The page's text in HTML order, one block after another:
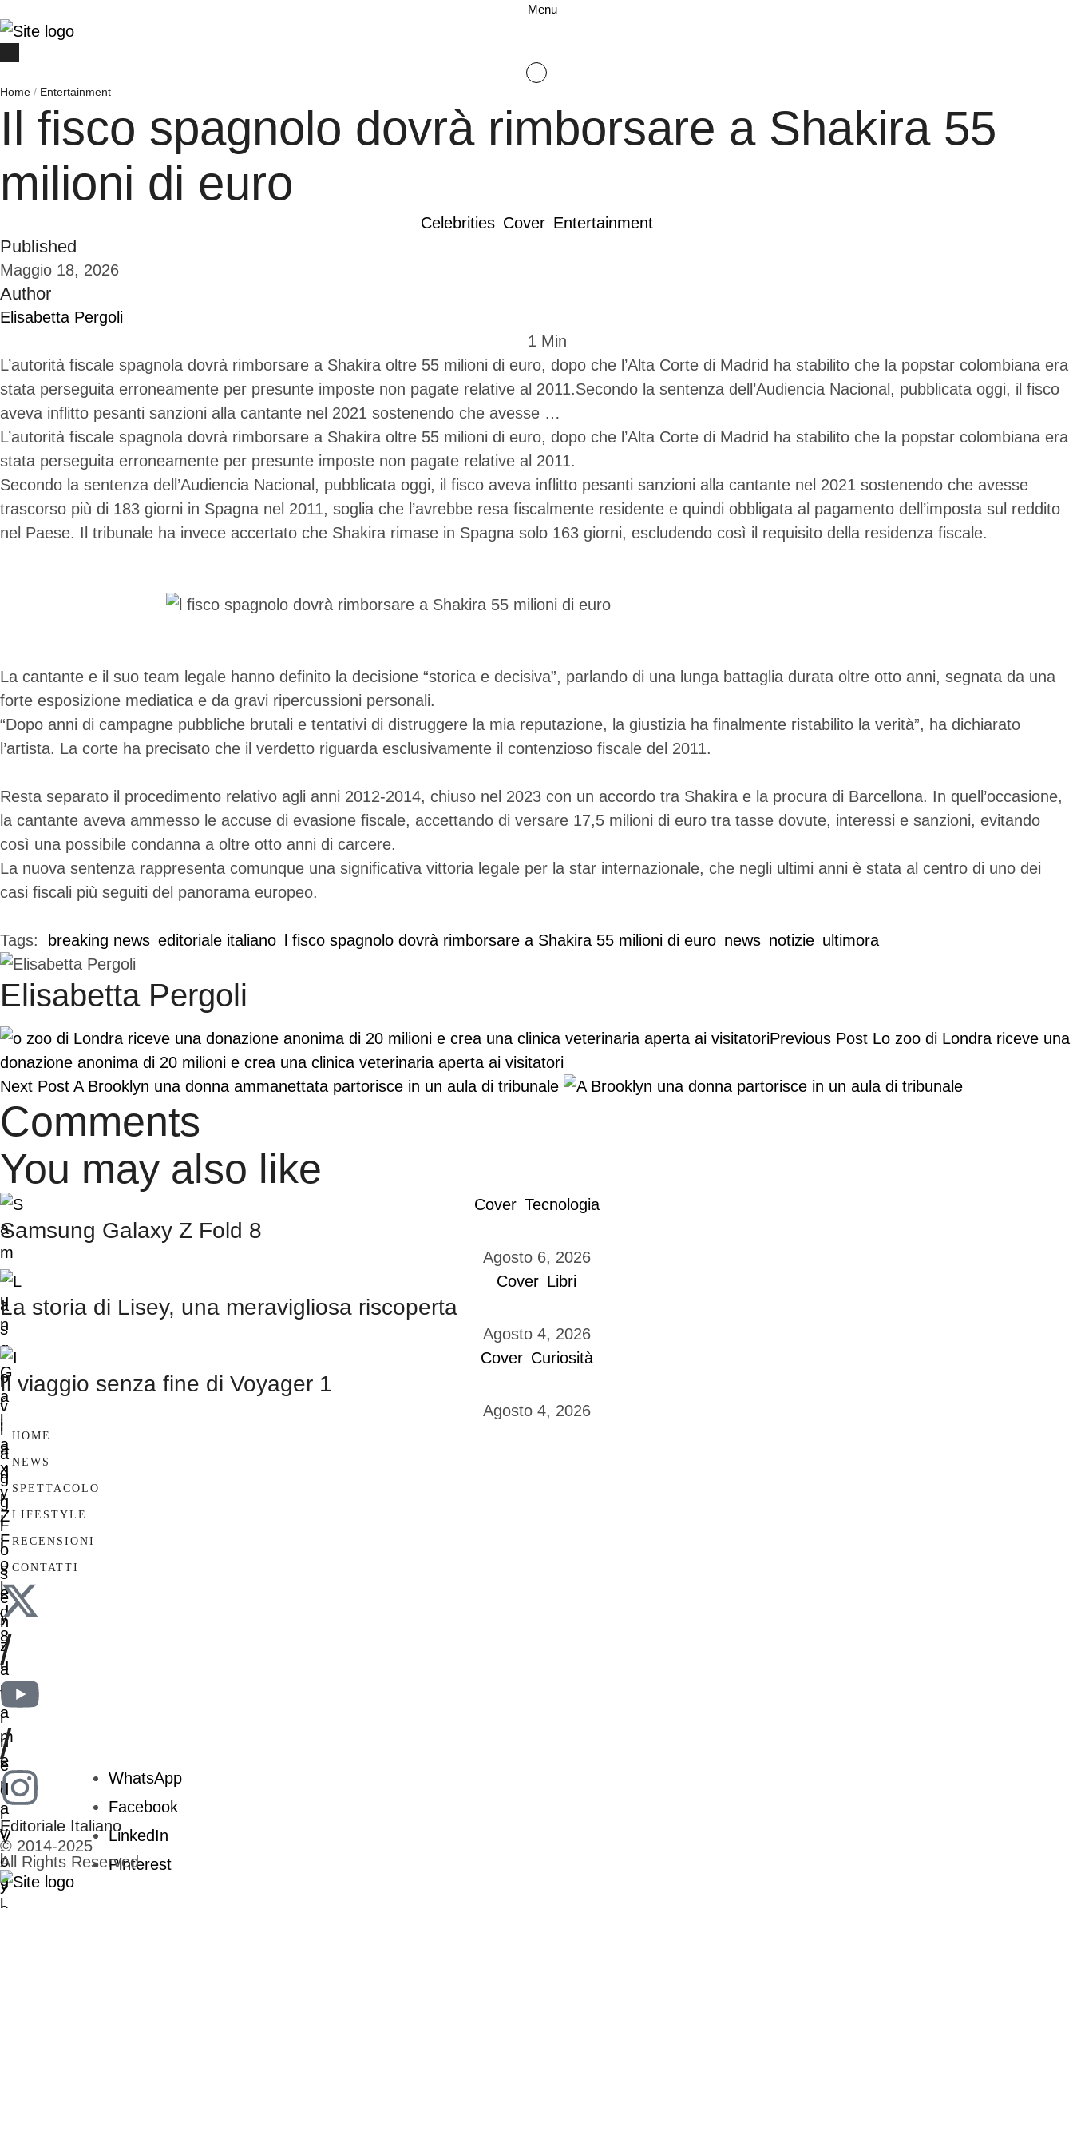
Menu
Home / Entertainment
Il fisco spagnolo dovrà rimborsare a Shakira 55
milioni di euro
Celebrities Cover Entertainment
Published
Maggio 18, 2026
Author
Elisabetta Pergoli
1 Min
L’autorità fiscale spagnola dovrà rimborsare a Shakira oltre 55 milioni di euro, dopo che l’Alta Corte di Madrid ha stabilito che la popstar colombiana era
stata perseguita erroneamente per presunte imposte non pagate relative al 2011.Secondo la sentenza dell’Audiencia Nacional, pubblicata oggi, il fisco
aveva inflitto pesanti sanzioni alla cantante nel 2021 sostenendo che avesse …
L’autorità fiscale spagnola dovrà rimborsare a Shakira oltre 55 milioni di euro, dopo che l’Alta Corte di Madrid ha stabilito che la popstar colombiana era
stata perseguita erroneamente per presunte imposte non pagate relative al 2011.
Secondo la sentenza dell’Audiencia Nacional, pubblicata oggi, il fisco aveva inflitto pesanti sanzioni alla cantante nel 2021 sostenendo che avesse
trascorso più di 183 giorni in Spagna nel 2011, soglia che l’avrebbe resa fiscalmente residente e quindi obbligata al pagamento dell’imposta sul reddito
nel Paese. Il tribunale ha invece accertato che Shakira rimase in Spagna solo 163 giorni, escludendo così il requisito della residenza fiscale.
La cantante e il suo team legale hanno definito la decisione “storica e decisiva”, parlando di una lunga battaglia durata oltre otto anni, segnata da una
forte esposizione mediatica e da gravi ripercussioni personali.
“Dopo anni di campagne pubbliche brutali e tentativi di distruggere la mia reputazione, la giustizia ha finalmente ristabilito la verità”, ha dichiarato
l’artista. La corte ha precisato che il verdetto riguarda esclusivamente il contenzioso fiscale del 2011.
Resta separato il procedimento relativo agli anni 2012-2014, chiuso nel 2023 con un accordo tra Shakira e la procura di Barcellona. In quell’occasione,
la cantante aveva ammesso le accuse di evasione fiscale, accettando di versare 17,5 milioni di euro tra tasse dovute, interessi e sanzioni, evitando
così una possibile condanna a oltre otto anni di carcere.
La nuova sentenza rappresenta comunque una significativa vittoria legale per la star internazionale, che negli ultimi anni è stata al centro di uno dei
casi fiscali più seguiti del panorama europeo.
Tags: breaking news editoriale italiano l fisco spagnolo dovrà rimborsare a Shakira 55 milioni di euro news notizie ultimora
Elisabetta Pergoli
Previous Post Lo zoo di Londra riceve una
donazione anonima di 20 milioni e crea una clinica veterinaria aperta ai visitatori
Next Post A Brooklyn una donna ammanettata partorisce in un aula di tribunale
Comments
You may also like
Cover Tecnologia
Samsung Galaxy Z Fold 8
Agosto 6, 2026
Cover Libri
La storia di Lisey, una meravigliosa riscoperta
Agosto 4, 2026
Cover Curiosità
Il viaggio senza fine di Voyager 1
Agosto 4, 2026
HOME
NEWS
SPETTACOLO
LIFESTYLE
RECENSIONI
CONTATTI
/
/
Editoriale Italiano
© 2014-2025
All Rights Reserved
WhatsApp
Facebook
LinkedIn
Pinterest